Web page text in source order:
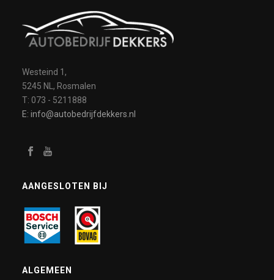
Westeind 1,
5245 NL, Rosmalen
T: 073 - 5211888
E: info@autobedrijfdekkers.nl
AANGESLOTEN BIJ
ALGEMEEN